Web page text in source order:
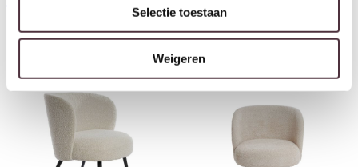
Selectie toestaan
Weigeren